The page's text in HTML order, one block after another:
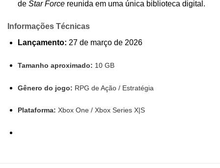
de Star Forcereunida em uma única biblioteca digital.
Informações Técnicas
Lançamento: 27 de março de 2026
Tamanho aproximado: 10 GB
Gênero do jogo: RPG de Ação / Estratégia
Plataforma: Xbox One / Xbox Series X|S